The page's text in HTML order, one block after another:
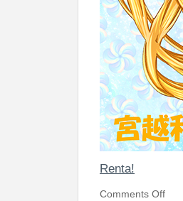
Renta!
Comments Off